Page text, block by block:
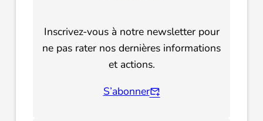
Inscrivez-vous à notre newsletter pour
ne pas rater nos dernières informations
et actions.
S’abonner